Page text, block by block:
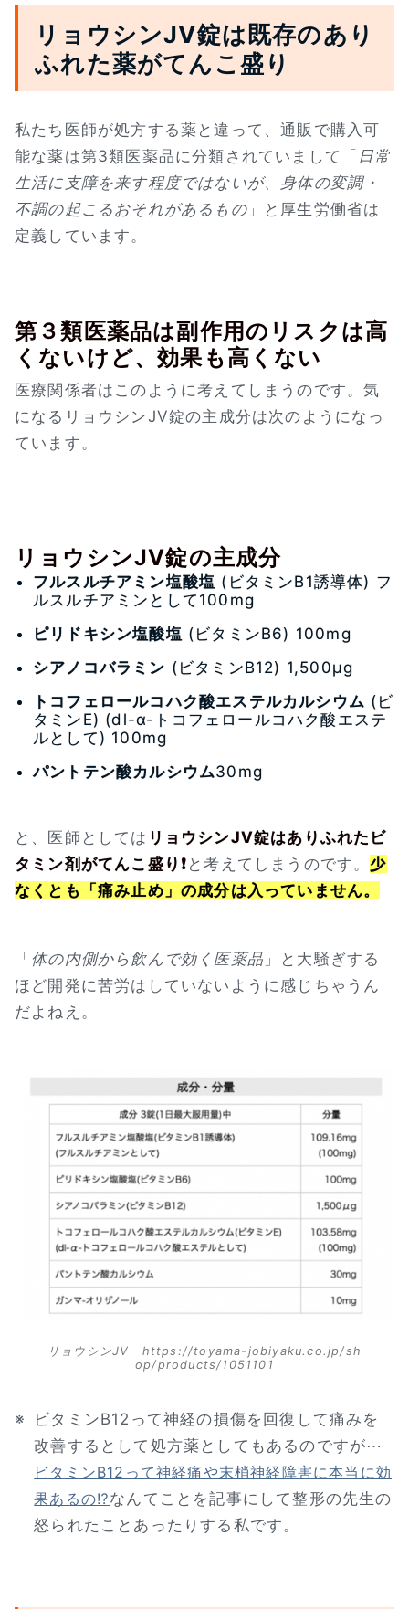
リョウシンJV錠は既存のあり
ふれた薬がてんこ盛り
私たち医師が処方する薬と違って、通販で購入可
能な薬は第3類医薬品に分類されていまして「 日常
生活に支障を来す程度ではないが、身体の変調・
不調の起こるおそれがあるもの」と厚生労働省は
定義しています。
第３類医薬品は副作用のリスクは高
くないけど、効果も高くない
医療関係者はこのように考えてしまうのです。気
になるリョウシンJV錠の主成分は次のようになっ
ています。
リョウシンJV錠の主成分
フルスルチアミン塩酸塩 (ビタミンB1誘導体) フ
ルスルチアミンとして100mg
ピリドキシン塩酸塩 (ビタミンB6) 100mg
シアノコバラミン (ビタミンB12) 1,500μg
トコフェロールコハク酸エステルカルシウム (ビ
タミンE) (dl-α-トコフェロールコハク酸エステ
ルとして) 100mg
パントテン酸カルシウム30mg
と、医師としては リョウシンJV錠はありふれたビ
タミン剤がてんこ盛り❗ と考えてしまうのです。 少
なくとも「痛み止め」の成分は入っていません。
「 体の内側から飲んで効く医薬品 」と大騒ぎする
ほど開発に苦労はしていないように感じちゃうん
だよねえ。
リョウシンJV https://toyama-jobiyaku.co.jp/sh
op/products/1051101
※
ビタミンB12って神経の損傷を回復して痛みを
改善するとして処方薬としてもあるのですが⋯
ビタミンB12って神経痛や末梢神経障害に本当に効
果あるの⁉なんてことを記事にして整形の先生の
怒られたことあったりする私です。